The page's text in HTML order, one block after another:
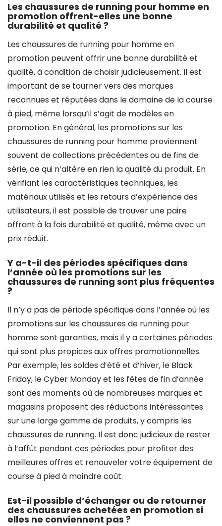
Les chaussures de running pour homme en
promotion offrent-elles une bonne
durabilité et qualité ?
Les chaussures de running pour homme en
promotion peuvent offrir une bonne durabilité et
qualité, à condition de choisir judicieusement. Il est
important de se tourner vers des marques
reconnues et réputées dans le domaine de la course
à pied, même lorsqu’il s’agit de modèles en
promotion. En général, les promotions sur les
chaussures de running pour homme proviennent
souvent de collections précédentes ou de fins de
série, ce qui n’altère en rien la qualité du produit. En
vérifiant les caractéristiques techniques, les
matériaux utilisés et les retours d’expérience des
utilisateurs, il est possible de trouver une paire
offrant à la fois durabilité et qualité, même avec un
prix réduit.
Y a-t-il des périodes spécifiques dans
l’année où les promotions sur les
chaussures de running sont plus fréquentes
?
Il n’y a pas de période spécifique dans l’année où les
promotions sur les chaussures de running pour
homme sont garanties, mais il y a certaines périodes
qui sont plus propices aux offres promotionnelles.
Par exemple, les soldes d’été et d’hiver, le Black
Friday, le Cyber Monday et les fêtes de fin d’année
sont des moments où de nombreuses marques et
magasins proposent des réductions intéressantes
sur une large gamme de produits, y compris les
chaussures de running. Il est donc judicieux de rester
à l’affût pendant ces périodes pour profiter des
meilleures offres et renouveler votre équipement de
course à pied à moindre coût.
Est-il possible d’échanger ou de retourner
des chaussures achetées en promotion si
elles ne conviennent pas ?